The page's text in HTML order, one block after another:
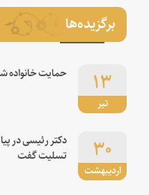
برگزیده‌ها
تیر
۱۳ حمایت خانواده
اردیبهشت
۳۰
دکتر رئیسی در
تسلیت گفت